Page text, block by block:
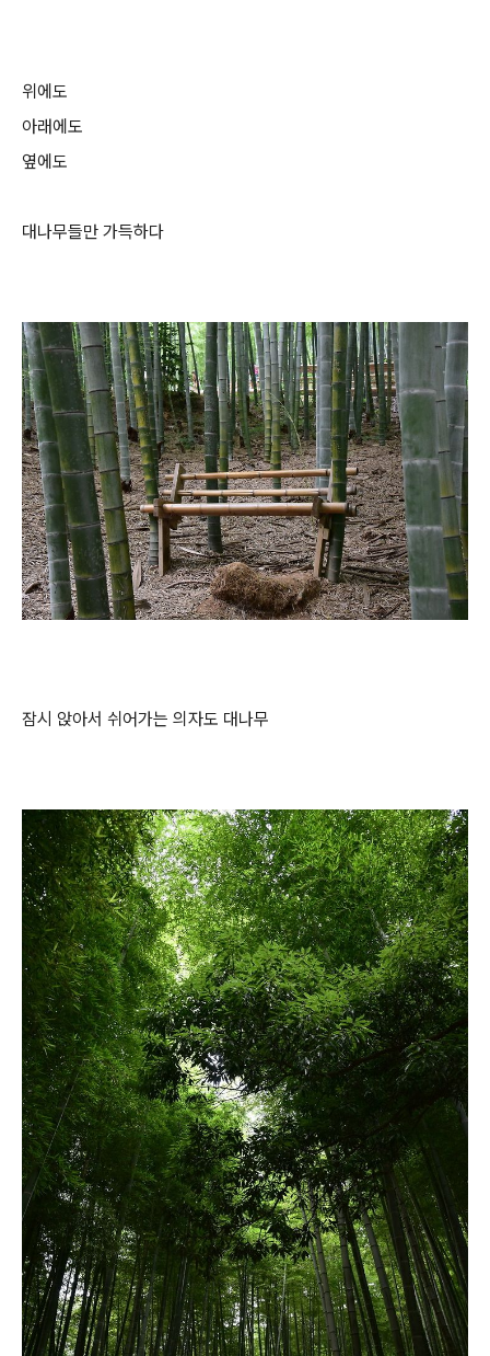
위에도
아래에도
옆에도
대나무들만 가득하다
잠시 앉아서 쉬어가는 의자도 대나무